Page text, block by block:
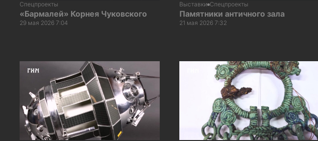
Спецпроекты
«Бармалей» Корнея Чуковского
29 мая 2026 7:04
Выставки Спецпроекты
Памятники античного зала
21 мая 2026 7:32